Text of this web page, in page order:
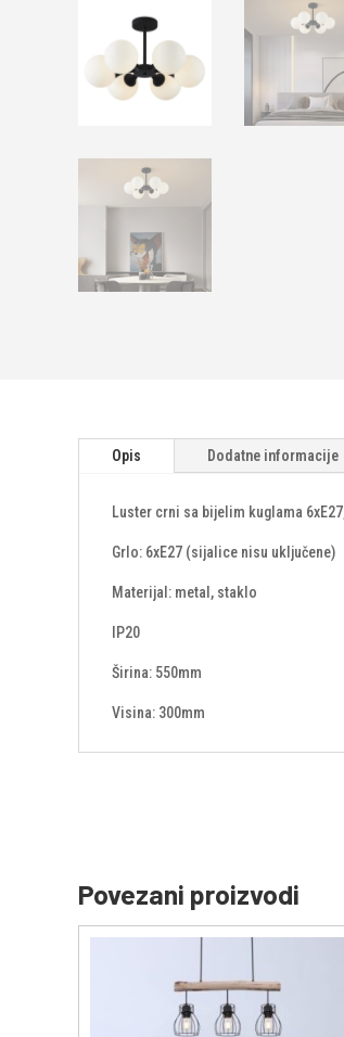
Opis Dodatne informacije
Luster crni sa bijelim kuglama
Grlo: 6xE27 (sijalice nisu uključene)
Materijal: metal, staklo
IP20
Širina: 550mm
Visina: 300mm
Povezani proizvodi